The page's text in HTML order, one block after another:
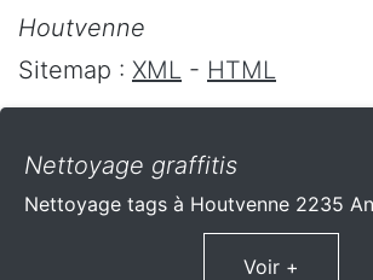
Houtvenne
Sitemap : XML - HTML
Nettoyage graffitis
Nettoyage tags à Houtvenne 2235
Voir +